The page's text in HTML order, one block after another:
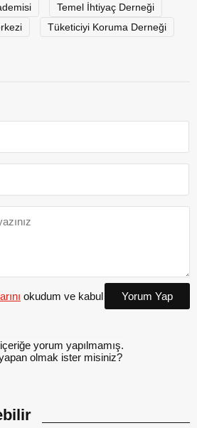
Temel İhtiyaç Derneği
Tüketiciyi Koruma Derneği
okudum ve kabul
Yorum Yap
yorum yapılmamış.
olmak ister misiniz?